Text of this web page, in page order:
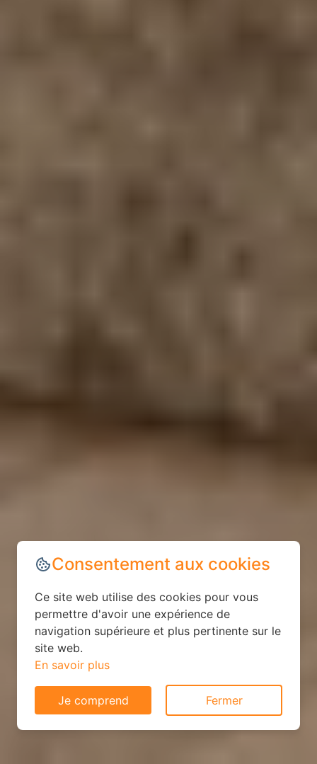
Consentement aux cookies
Ce site web utilise des cookies pour vous
permettre d'avoir une expérience de
navigation supérieure et plus pertinente sur le
site web.
En savoir plus
Je comprend Fermer